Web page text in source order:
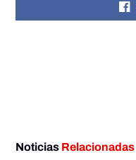
Noticias Relacionadas